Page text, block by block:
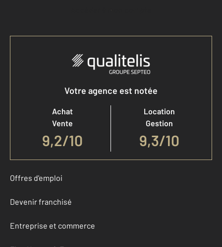
Accéder à mon compte
Votre agence est notée
Achat
Vente
9,2/10
Location
Gestion
9,3/10
Offres d'emploi
Devenir franchisé
Entreprise et commerce